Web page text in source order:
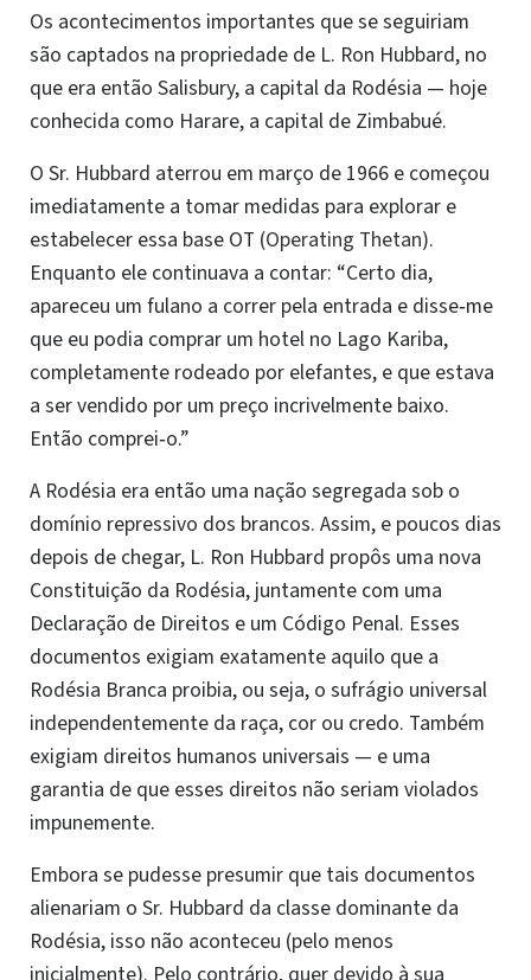
Os acontecimentos importantes que se seguiriam
são captados na propriedade de L. Ron Hubbard, no
que era então Salisbury, a capital da Rodésia — hoje
conhecida como Harare, a capital de Zimbabué.
O Sr. Hubbard aterrou em março de 1966 e começou
imediatamente a tomar medidas para explorar e
estabelecer essa base OT (Operating Thetan).
Enquanto ele continuava a contar: “Certo dia,
apareceu um fulano a correr pela entrada e disse‑me
que eu podia comprar um hotel no Lago Kariba,
completamente rodeado por elefantes, e que estava
a ser vendido por um preço incrivelmente baixo.
Então comprei‑o.”
A Rodésia era então uma nação segregada sob o
domínio repressivo dos brancos. Assim, e poucos dias
depois de chegar, L. Ron Hubbard propôs uma nova
Constituição da Rodésia, juntamente com uma
Declaração de Direitos e um Código Penal. Esses
documentos exigiam exatamente aquilo que a
Rodésia Branca proibia, ou seja, o sufrágio universal
independentemente da raça, cor ou credo. Também
exigiam direitos humanos universais — e uma
garantia de que esses direitos não seriam violados
impunemente.
Embora se pudesse presumir que tais documentos
alienariam o Sr. Hubbard da classe dominante da
Rodésia, isso não aconteceu (pelo menos
inicialmente). Pelo contrário, quer devido à sua